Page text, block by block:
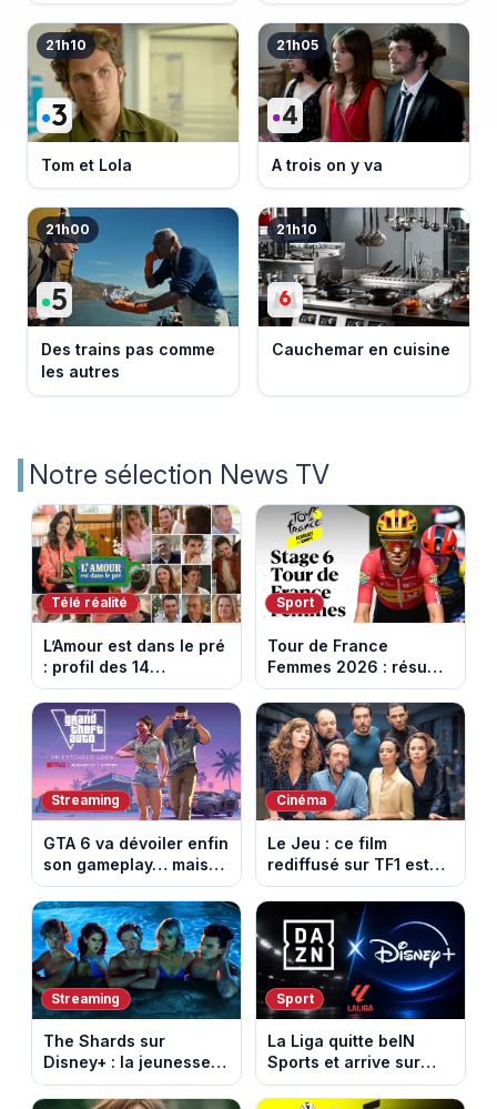
21h10
Tom et Lola
21h05
A trois on y va
21h00
Des trains pas comme
les autres
21h10
Cauchemar en cuisine
Notre sélection News TV
Télé réalité
L’Amour est dans le pré
: profil des 14
agriculteurs, speed
dating inédit et de
nouvelles histoires
d’amour
Sport
Tour de France
Femmes 2026 : résumé
vidéo de la 6e étape
entre Montbrison et
Tournon-sur-Rhône
Streaming
GTA 6 va dévoiler enfin
son gameplay… mais
d’abord sur Netflix
Cinéma
Le Jeu : ce film
rediffusé sur TF1 est
adapté d’un succès
italien devenu un
phénomène mondial
Streaming
The Shards sur
Disney+ : la jeunesse
dorée de Los Angeles
face à un tueur dans
Sport
La Liga quitte beIN
Sports et arrive sur
DAZN et Disney+ en
France